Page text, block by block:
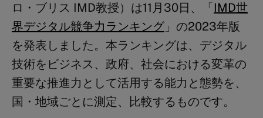
ロ・ブリス IMD教授）は11月30日、「IMD世
界デジタル競争力ランキング 」の2023年版
を発表しました。本ランキングは、デジタル
技術をビジネス、政府、社会における変革の
重要な推進力として活用する能力と態勢を、
国・地域ごとに測定、比較するものです。